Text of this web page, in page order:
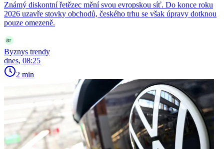
Známý diskontní řetězec mění svou evropskou síť. Do konce roku
2026 uzavře stovky obchodů, českého trhu se však úpravy dotknou
pouze omezeně.
Byznys trendy
dnes, 08:25
2 min